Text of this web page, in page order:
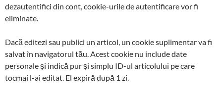
dezautentifici din cont, cookie-urile de autentificare vor fi
eliminate.
Dacă editezi sau publici un articol, un cookie suplimentar va fi
salvat în navigatorul tău. Acest cookie nu include date
personale și indică pur și simplu ID-ul articolului pe care
tocmai l-ai editat. El expiră după 1 zi.